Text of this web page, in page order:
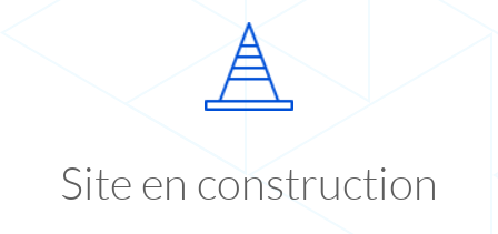
Site en construction